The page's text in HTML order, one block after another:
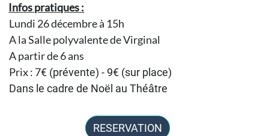
Infos pratiques :
Lundi 26 décembre à 15h
A la Salle polyvalente de Virginal
A partir de 6 ans
Prix : 7€ (prévente) - 9€ (sur place)
Dans le cadre de Noël au Théâtre
RESERVATION